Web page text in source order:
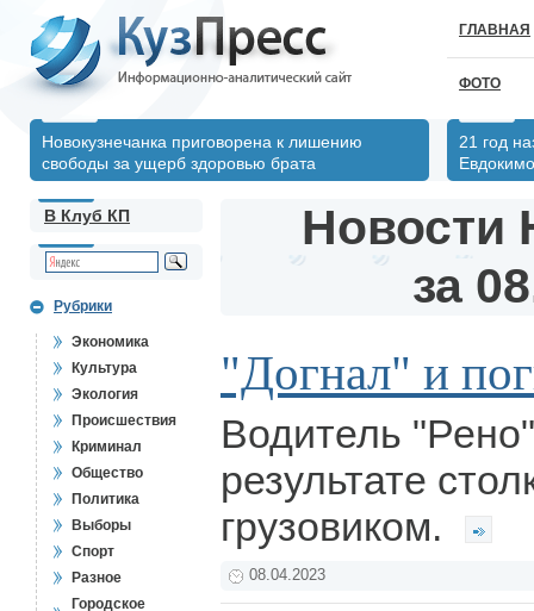
ГЛАВНАЯ
ФОТО
Новокузнечанка приговорена к лишению
свободы за ущерб здоровью брата
21 год
В Клуб КП
Рубрики
Экономика
Культура
Экология
Происшествия
Криминал
Общество
Политика
Выборы
Спорт
Разное
Городское
Новости
за
"Догнал" и
Водитель
результате
грузовиком.
08.04.2023